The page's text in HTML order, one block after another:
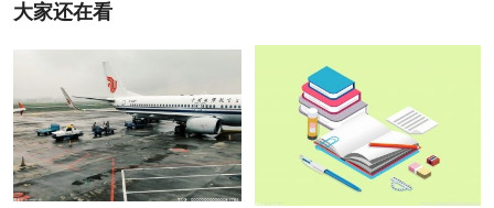
大家还在看